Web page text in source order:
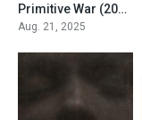
5.3
Primitive War (2025)
Aug. 21, 2025